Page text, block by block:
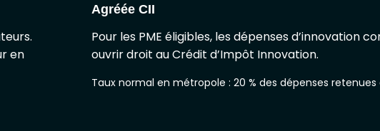
en
Agréée CII
Pour les PME éligibles, les dépenses d’innovation
ouvrir droit au Crédit d’Impôt Innovation.
Taux normal en métropole : 20 % des dépenses retenues